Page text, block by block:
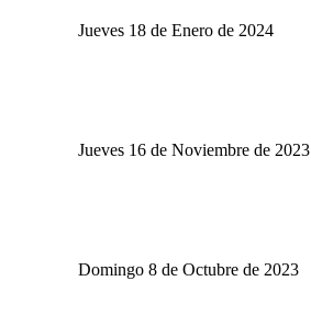
Jueves 18 de Enero de 2024
Jueves 16 de Noviembre de 2023
Domingo 8 de Octubre de 2023